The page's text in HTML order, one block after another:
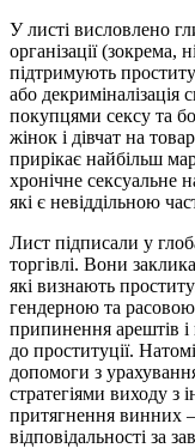
У листі висловлено
організації (зокрема,
підтримують
або
покупцями сексу та
жінок і дівчат на
прирікає найбільш
хронічне сексуальне
які є невіддільною
Лист підписали у
торгівлі. Вони
які визнають
гендерною та
припинення арештів і
до проституції.
допомоги з
стратегіями виходу з
притягнення винних
відповідальності за